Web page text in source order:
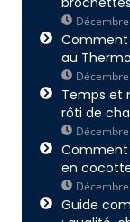
Comment
au
Temps et
rôti de
Comment
en
Guide